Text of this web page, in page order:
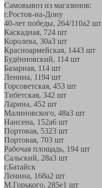
Самовывоз из магазинов:
г.Ростов-на-Дону
40-лет победы, 264/110а2 шт
Каскадная, 724 шт
Королева, 30а3 шт
Красноармейская, 1443 шт
Будённовский, 114 шт
Базарная, 114 шт
Ленина, 1194 шт
Горсоветская, 453 шт
Тибетская, 342 шт
Ларина, 452 шт
Малиновского, 48а3 шт
Нансена, 152а6 шт
Портовая, 5323 шт
Портовая, 703 шт
Рабочая площадь, 194 шт
Сальский, 28a3 шт
г.Батайск
Ленина, 168а2 шт
М.Горького, 285е1 шт